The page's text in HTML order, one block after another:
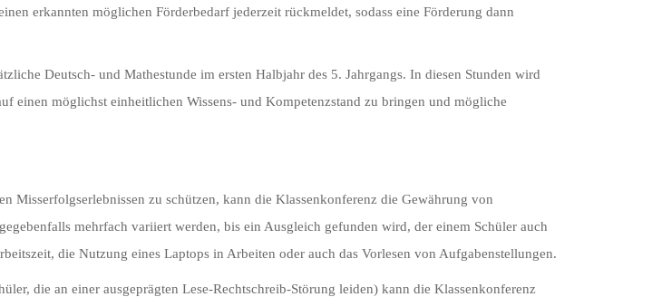
erkannten möglichen Förderbedarf jederzeit rückmeldet, sodass eine Förderung dann
Deutsch- und Mathestunde im ersten Halbjahr des 5. Jahrgangs. In diesen Stunden wird
einen möglichst einheitlichen Wissens- und Kompetenzstand zu bringen und mögliche
Misserfolgserlebnissen zu schützen, kann die Klassenkonferenz die Gewährung von
mehrfach variiert werden, bis ein Ausgleich gefunden wird, der einem Schüler auch
die Nutzung eines Laptops in Arbeiten oder auch das Vorlesen von Aufgabenstellungen.
die an einer ausgeprägten Lese-Rechtschreib-Störung leiden) kann die Klassenkonferenz